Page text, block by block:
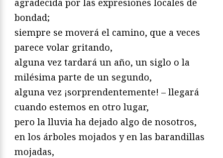
bondad;
siempre se moverá el camino, que a veces
parece volar gritando,
alguna vez tardará un año, un siglo o la
milésima parte de un segundo,
alguna vez ¡sorprendentemente! – llegará
cuando estemos en otro lugar,
pero la lluvia ha dejado algo de nosotros,
en los árboles mojados y en las barandillas
mojadas,